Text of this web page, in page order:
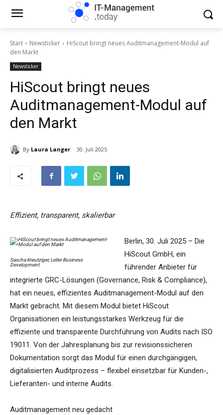
Start Newsticker
HiScout bringt neues Auditmanagement-Modul auf
den Markt
Newsticker
HiScout bringt neues
Auditmanagement-Modul auf
den Markt
By Laura Langer 30. Juli 2025
Effizient, transparent, skalierbar
Sascha Kreutziger, Leiter Business
Development
Berlin, 30. Juli 2025 – Die
HiScout GmbH, ein
führender Anbieter für
integrierte GRC-Lösungen (Governance, Risk & Compliance),
hat ein neues, effizientes Auditmanagement-Modul auf den
Markt gebracht. Mit diesem Modul bietet HiScout
Organisationen ein leistungsstarkes Werkzeug für die
effiziente und transparente Durchführung von Audits nach ISO
19011. Von der Jahresplanung bis zur revisionssicheren
Dokumentation sorgt das Modul für einen durchgängigen,
digitalisierten Auditprozess – flexibel einsetzbar für Kunden-,
Lieferanten- und interne Audits.
Auditmanagement neu gedacht